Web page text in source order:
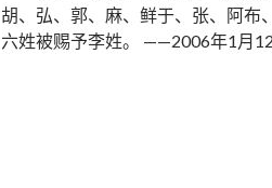
胡、弘、郭、麻、鲜于、张、阿布
六姓被赐予李姓。 ——2006年1月